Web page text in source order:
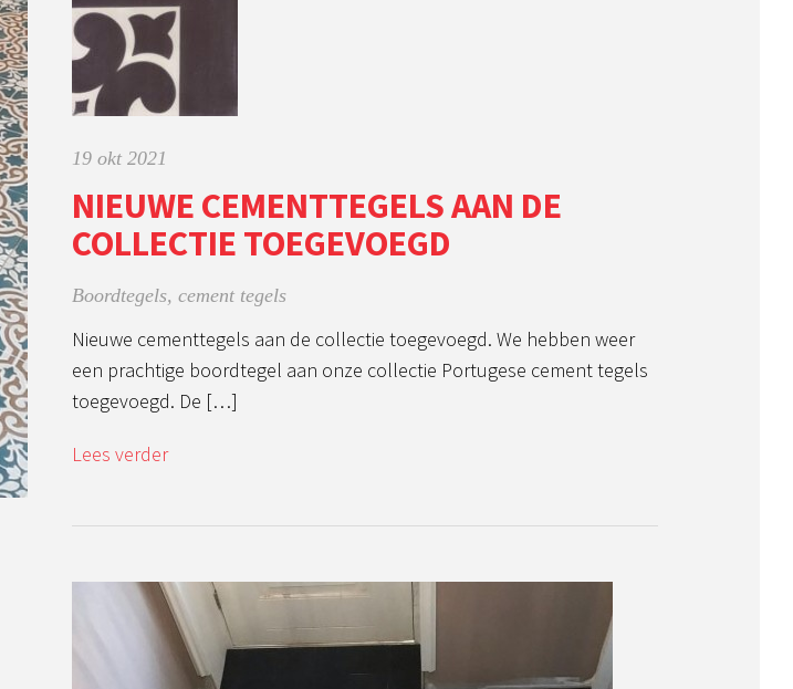
19 okt 2021
NIEUWE CEMENTTEGELS AAN DE
COLLECTIE TOEGEVOEGD
Boordtegels, cement tegels
Nieuwe cementtegels aan de collectie toegevoegd. We hebben weer
een prachtige boordtegel aan onze collectie Portugese cement tegels
toegevoegd. De […]
Lees verder